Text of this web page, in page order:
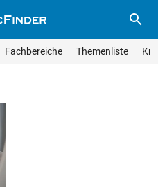
Fachbereiche ThemenlisteSuche